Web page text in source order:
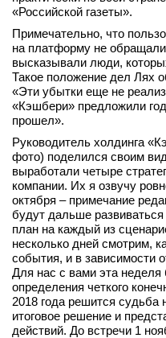
«Российской газеты».
Примечательно, что
на платформу не
высказывали люди,
Такое положение дел Лях
«Эти убытки еще не
«Кэшбери» предложили
прошел».
Руководитель холдинга
фото) поделился своим
выработали четыре
компании. Их я озвучу
октября – примечание
будут дальше
план на каждый из
несколько дней смотрим,
события, и в зависимости
Для нас с вами эта
определения четкого
2018 года решится
итоговое решение и
действий. До встречи 1